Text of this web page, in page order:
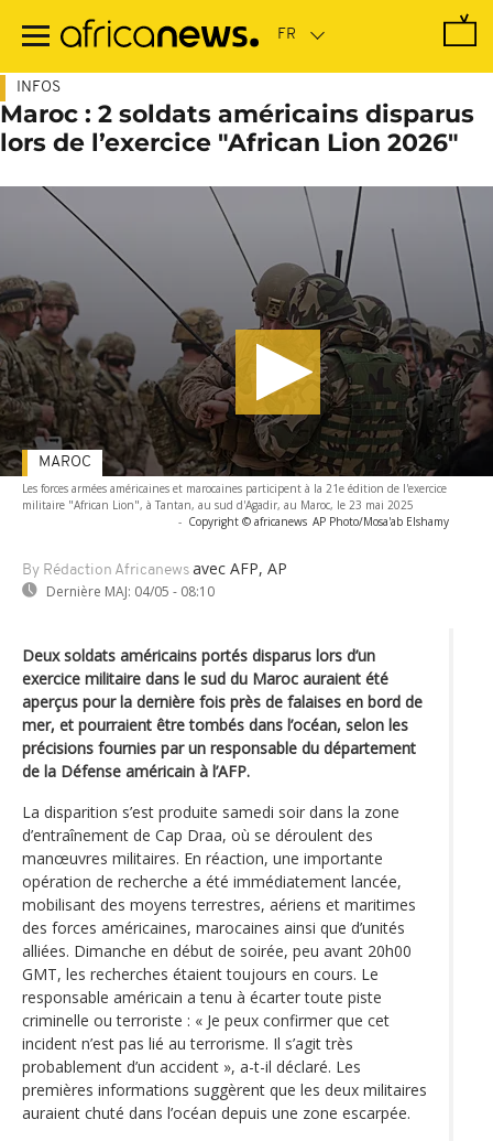
contenu
INFOS
Maroc : 2 soldats américains disparus
lors de l’exercice "African Lion 2026"
Les forces armées américaines et marocaines participent à la 21e édition de l'exercice
militaire "African Lion", à Tantan, au sud d'Agadir, au Maroc, le 23 mai 2025
- Copyright © africanews AP Photo/Mosa'ab Elshamy
By Rédaction Africanews avec AFP, AP
Dernière MAJ: 04/05 - 08:10
MAROC
Deux soldats américains portés disparus lors d’un
exercice militaire dans le sud du Maroc auraient été
aperçus pour la dernière fois près de falaises en bord de
mer, et pourraient être tombés dans l’océan, selon les
précisions fournies par un responsable du département
de la Défense américain à l’AFP.
La disparition s’est produite samedi soir dans la zone
d’entraînement de Cap Draa, où se déroulent des
manœuvres militaires. En réaction, une importante
opération de recherche a été immédiatement lancée,
mobilisant des moyens terrestres, aériens et maritimes
des forces américaines, marocaines ainsi que d’unités
alliées. Dimanche en début de soirée, peu avant 20h00
GMT, les recherches étaient toujours en cours. Le
responsable américain a tenu à écarter toute piste
criminelle ou terroriste : « Je peux confirmer que cet
incident n’est pas lié au terrorisme. Il s’agit très
probablement d’un accident », a-t-il déclaré. Les
premières informations suggèrent que les deux militaires
auraient chuté dans l’océan depuis une zone escarpée.